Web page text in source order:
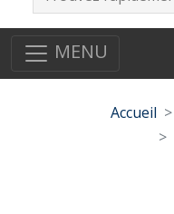
MENU
Accueil